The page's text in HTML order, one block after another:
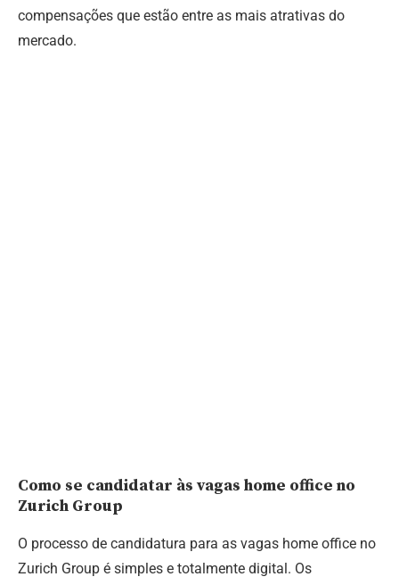
compensações que estão entre as mais atrativas do
mercado.
Como se candidatar às vagas home office no
Zurich Group
O processo de candidatura para as vagas home office no
Zurich Group é simples e totalmente digital. Os